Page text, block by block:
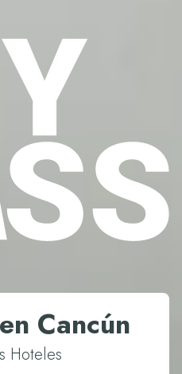
Cancún
Hoteles